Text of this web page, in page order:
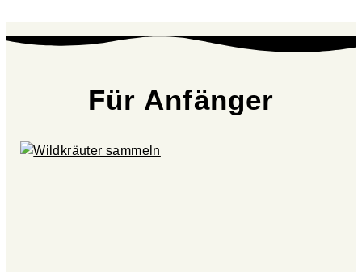
Für Anfänger